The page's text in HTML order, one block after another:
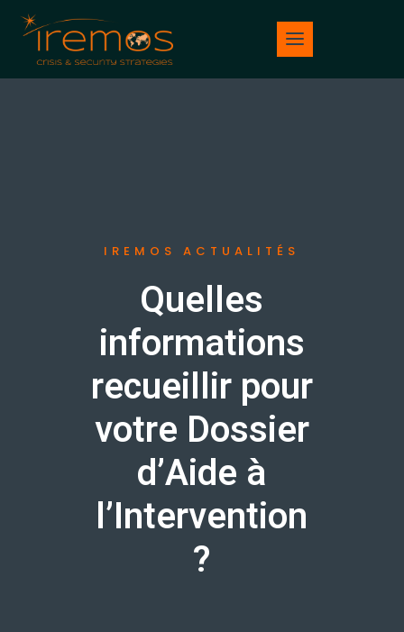
IREMOS ACTUALITÉS
Quelles
informations
recueillir pour
votre Dossier
d’Aide à
l’Intervention
?